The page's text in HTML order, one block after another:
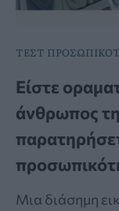
ΤΕΣΤ
Είστε
άνθρωπος
Μια διάσημη